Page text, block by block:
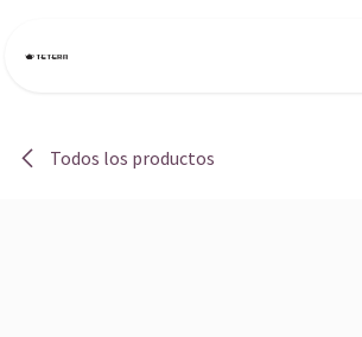
Todos los productos